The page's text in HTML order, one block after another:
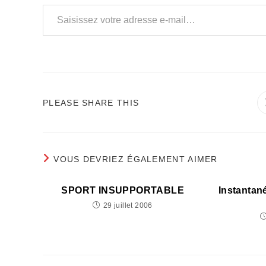
Saisissez votre adresse e-mail…
PLEASE SHARE THIS
VOUS DEVRIEZ ÉGALEMENT AIMER
SPORT INSUPPORTABLE
29 juillet 2006